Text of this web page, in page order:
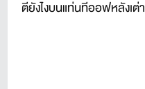
ตียังไงบนแท่นทีออฟหลังเต่า